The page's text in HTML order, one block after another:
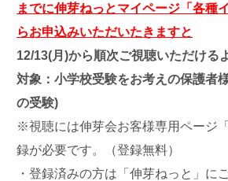
までに伸芽ねっとマイページ「各種
らお申込みいただいたきますと
12/13(月)から順次ご視聴いただける
対象：小学校受験をお考えの保護者
の受験)
※視聴には伸芽会お客様専用ページ
録が必要です。（登録無料）
・登録済みの方は「伸芽ねっと」に